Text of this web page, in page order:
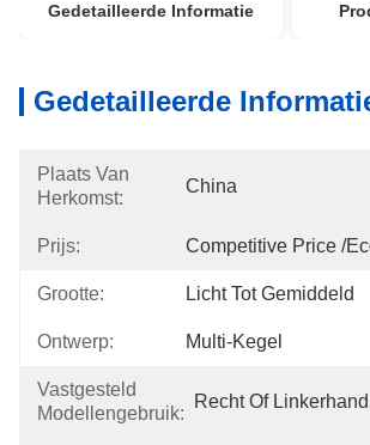
Gedetailleerde Informatie
Gedetailleerde
Plaats Van
Herkomst:
China
Prijs: Competitive Price /
Grootte: Licht Tot Gemiddeld
Ontwerp: Multi-Kegel
Vastgesteld
Modellengebruik:
Recht Of Linkerhand